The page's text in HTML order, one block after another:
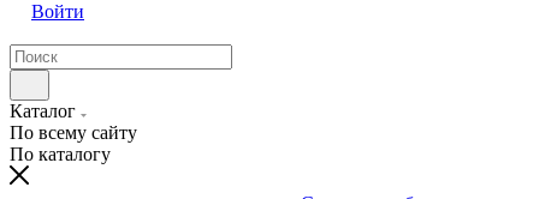
Войти
Каталог
По всему сайту
По каталогу